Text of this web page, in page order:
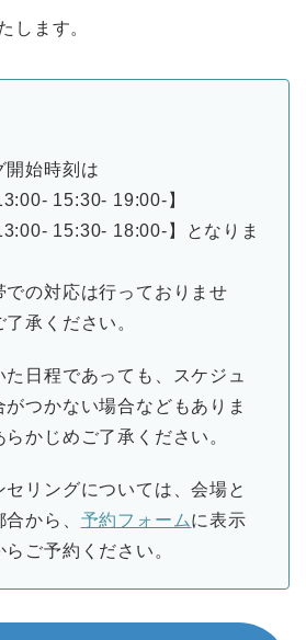
します。
始時刻は
15:30- 19:00-】
15:30- 18:00-】となりま
での対応は行っておりませ
承ください。
日程であっても、スケジュ
つかない場合などもありま
かじめご了承ください。
リングについては、会場と
から、 予約フォームに表示
ご予約ください。